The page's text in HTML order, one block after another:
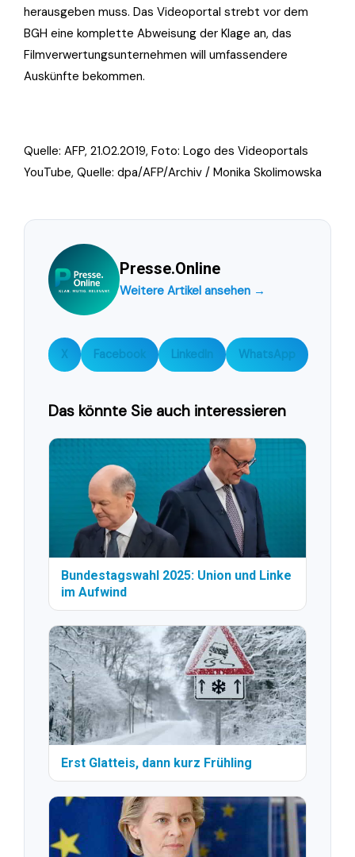
herausgeben muss. Das Videoportal strebt vor dem
BGH eine komplette Abweisung der Klage an, das
Filmverwertungsunternehmen will umfassendere
Auskünfte bekommen.
Quelle: AFP, 21.02.2019, Foto: Logo des Videoportals
YouTube, Quelle: dpa/AFP/Archiv / Monika Skolimowska
Presse.Online
Weitere Artikel ansehen →
X Facebook LinkedIn WhatsApp
Das könnte Sie auch interessieren
Bundestagswahl 2025: Union und Linke
im Aufwind
Erst Glatteis, dann kurz Frühling